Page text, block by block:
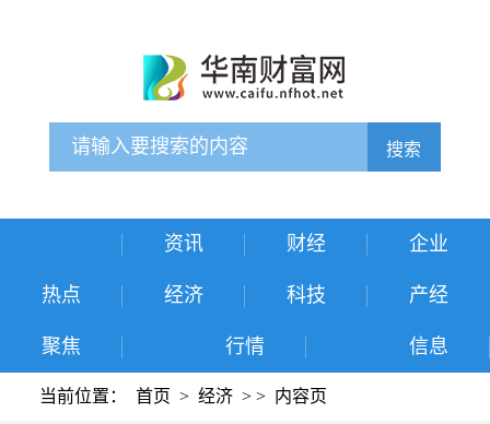
搜索
资讯 财经 企业
热点 经济 科技 产经
聚焦 行情 信息
当前位置： 首页 > 经济 > > 内容页